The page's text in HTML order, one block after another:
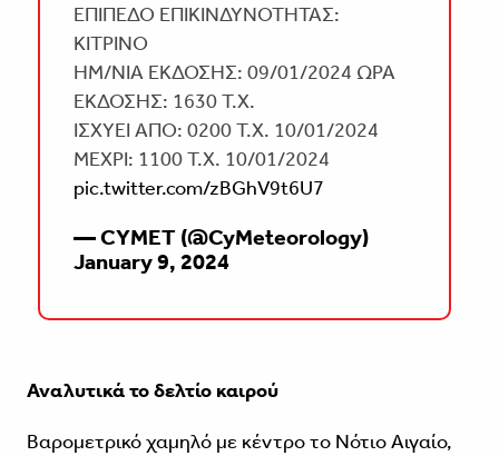
ΕΠΙΠΕΔΟ ΕΠΙΚΙΝΔΥΝΟΤΗΤΑΣ:
ΚΙΤΡΙΝΟ
ΗΜ/ΝΙΑ ΕΚΔΟΣΗΣ: 09/01/2024 ΩΡΑ
ΕΚΔΟΣΗΣ: 1630 T.X.
ΙΣΧΥΕΙ ΑΠΟ: 0200 T.X. 10/01/2024
ΜΕΧΡΙ: 1100 T.X. 10/01/2024
pic.twitter.com/zBGhV9t6U7
— CYMET (@CyMeteorology)
January 9, 2024
Αναλυτικά το δελτίο καιρού
Βαρομετρικό χαμηλό με κέντρο το Νότιο Αιγαίο,